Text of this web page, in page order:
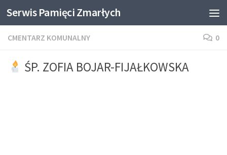
Skip to content
Serwis Pamięci Zmarłych
CMENTARZ KOMUNALNY 0
ŚP. ZOFIA BOJAR-FIJAŁKOWSKA